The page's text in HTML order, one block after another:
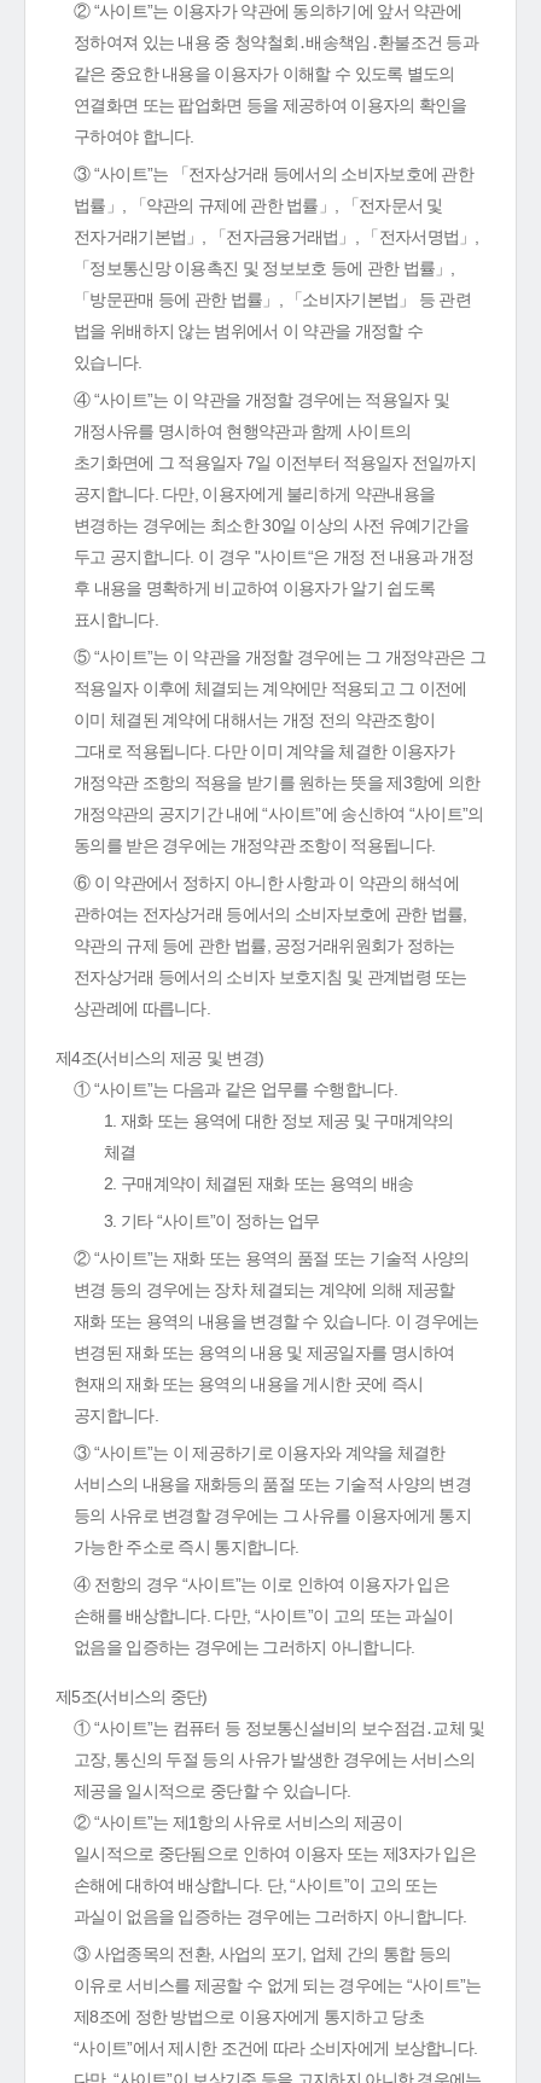
② “사이트”는 이용자가 약관에 동의하기에 앞서 약관에
정하여져 있는 내용 중 청약철회․배송책임․환불조건 등과
같은 중요한 내용을 이용자가 이해할 수 있도록 별도의
연결화면 또는 팝업화면 등을 제공하여 이용자의 확인을
구하여야 합니다.
③ “사이트”는 「전자상거래 등에서의 소비자보호에 관한
법률」, 「약관의 규제에 관한 법률」, 「전자문서 및
전자거래기본법」, 「전자금융거래법」, 「전자서명법」,
「정보통신망 이용촉진 및 정보보호 등에 관한 법률」,
「방문판매 등에 관한 법률」, 「소비자기본법」 등 관련
법을 위배하지 않는 범위에서 이 약관을 개정할 수
있습니다.
④ “사이트”는 이 약관을 개정할 경우에는 적용일자 및
개정사유를 명시하여 현행약관과 함께 사이트의
초기화면에 그 적용일자 7일 이전부터 적용일자 전일까지
공지합니다. 다만, 이용자에게 불리하게 약관내용을
변경하는 경우에는 최소한 30일 이상의 사전 유예기간을
두고 공지합니다. 이 경우 "사이트“은 개정 전 내용과 개정
후 내용을 명확하게 비교하여 이용자가 알기 쉽도록
표시합니다.
⑤ “사이트”는 이 약관을 개정할 경우에는 그 개정약관은 그
적용일자 이후에 체결되는 계약에만 적용되고 그 이전에
이미 체결된 계약에 대해서는 개정 전의 약관조항이
그대로 적용됩니다. 다만 이미 계약을 체결한 이용자가
개정약관 조항의 적용을 받기를 원하는 뜻을 제3항에 의한
개정약관의 공지기간 내에 “사이트”에 송신하여 “사이트”의
동의를 받은 경우에는 개정약관 조항이 적용됩니다.
⑥ 이 약관에서 정하지 아니한 사항과 이 약관의 해석에
관하여는 전자상거래 등에서의 소비자보호에 관한 법률,
약관의 규제 등에 관한 법률, 공정거래위원회가 정하는
전자상거래 등에서의 소비자 보호지침 및 관계법령 또는
상관례에 따릅니다.
제4조(서비스의 제공 및 변경)
① “사이트”는 다음과 같은 업무를 수행합니다.
1. 재화 또는 용역에 대한 정보 제공 및 구매계약의
체결
2. 구매계약이 체결된 재화 또는 용역의 배송
3. 기타 “사이트”이 정하는 업무
② “사이트”는 재화 또는 용역의 품절 또는 기술적 사양의
변경 등의 경우에는 장차 체결되는 계약에 의해 제공할
재화 또는 용역의 내용을 변경할 수 있습니다. 이 경우에는
변경된 재화 또는 용역의 내용 및 제공일자를 명시하여
현재의 재화 또는 용역의 내용을 게시한 곳에 즉시
공지합니다.
③ “사이트”는 이 제공하기로 이용자와 계약을 체결한
서비스의 내용을 재화등의 품절 또는 기술적 사양의 변경
등의 사유로 변경할 경우에는 그 사유를 이용자에게 통지
가능한 주소로 즉시 통지합니다.
④ 전항의 경우 “사이트”는 이로 인하여 이용자가 입은
손해를 배상합니다. 다만, “사이트”이 고의 또는 과실이
없음을 입증하는 경우에는 그러하지 아니합니다.
제5조(서비스의 중단)
① “사이트”는 컴퓨터 등 정보통신설비의 보수점검․교체 및
고장, 통신의 두절 등의 사유가 발생한 경우에는 서비스의
제공을 일시적으로 중단할 수 있습니다.
② “사이트”는 제1항의 사유로 서비스의 제공이
일시적으로 중단됨으로 인하여 이용자 또는 제3자가 입은
손해에 대하여 배상합니다. 단, “사이트”이 고의 또는
과실이 없음을 입증하는 경우에는 그러하지 아니합니다.
③ 사업종목의 전환, 사업의 포기, 업체 간의 통합 등의
이유로 서비스를 제공할 수 없게 되는 경우에는 “사이트”는
제8조에 정한 방법으로 이용자에게 통지하고 당초
“사이트”에서 제시한 조건에 따라 소비자에게 보상합니다.